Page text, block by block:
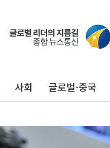
사회 글로벌·중국